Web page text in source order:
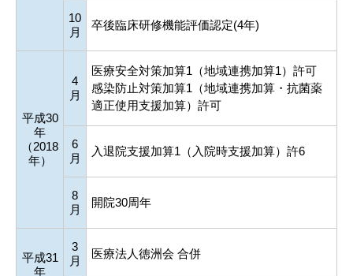
10
月
卒後臨床研修機能評価認定(4年)
平成30
年
（2018
年）
4
月
医療安全対策加算1（地域連携加算1）許可
感染防止対策加算1（地域連携加算・抗菌薬
適正使用支援加算）許可
6
月
入退院支援加算1（入院時支援加算）許6
8
月
開院30周年
平成31
年
3
月
医療法人徳洲会 合併